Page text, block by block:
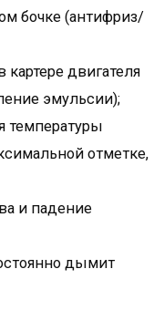
бочке (антифриз/
двигателя
эмульсии);
температуры
отметке,
и падение
дымит